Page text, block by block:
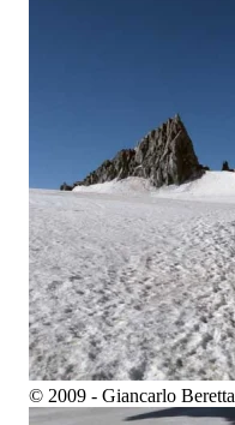
© 2009 - Giancarlo Beretta